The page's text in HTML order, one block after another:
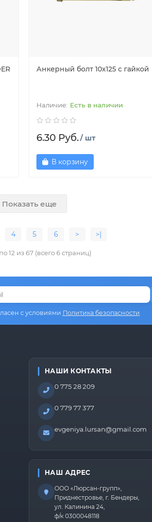
Анкерный болт 10x125 с гайкой
Есть в наличии
6.30 Руб./ шт
В корзину
Показать еще
4 5 6 > >|
12 из 67 (всего 6 страниц)
с условиями Политика безопасности
НАШИ КОНТАКТЫ
0 775 28 209
0 779 77 377
evgeniya.lursan@gmail.com
НАШ АДРЕС
ООО «Люрсан-групп»,
Приднестровье, г. Бендеры,
ул. Калинина 24,
ф/к 0300048118